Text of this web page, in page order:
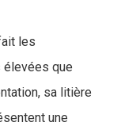
les
que
sa litière
une